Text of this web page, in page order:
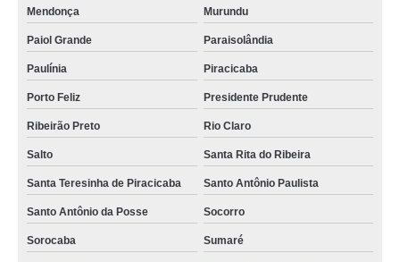
Mendonça Murundu
Paiol Grande Paraisolândia
Paulínia Piracicaba
Porto Feliz Presidente Prudente
Ribeirão Preto Rio Claro
Salto Santa Rita do Ribeira
Santa Teresinha de Piracicaba Santo Antônio Paulista
Santo Antônio da Posse Socorro
Sorocaba Sumaré